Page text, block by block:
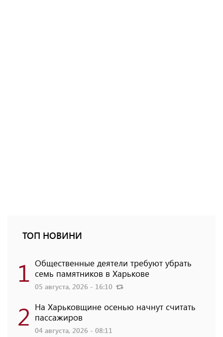
ТОП НОВИНИ
1 Общественные деятели требуют убрать
семь памятников в Харькове
05 августа, 2026 - 16:10
2 На Харьковщине осенью начнут считать
пассажиров
04 августа, 2026 - 08:11